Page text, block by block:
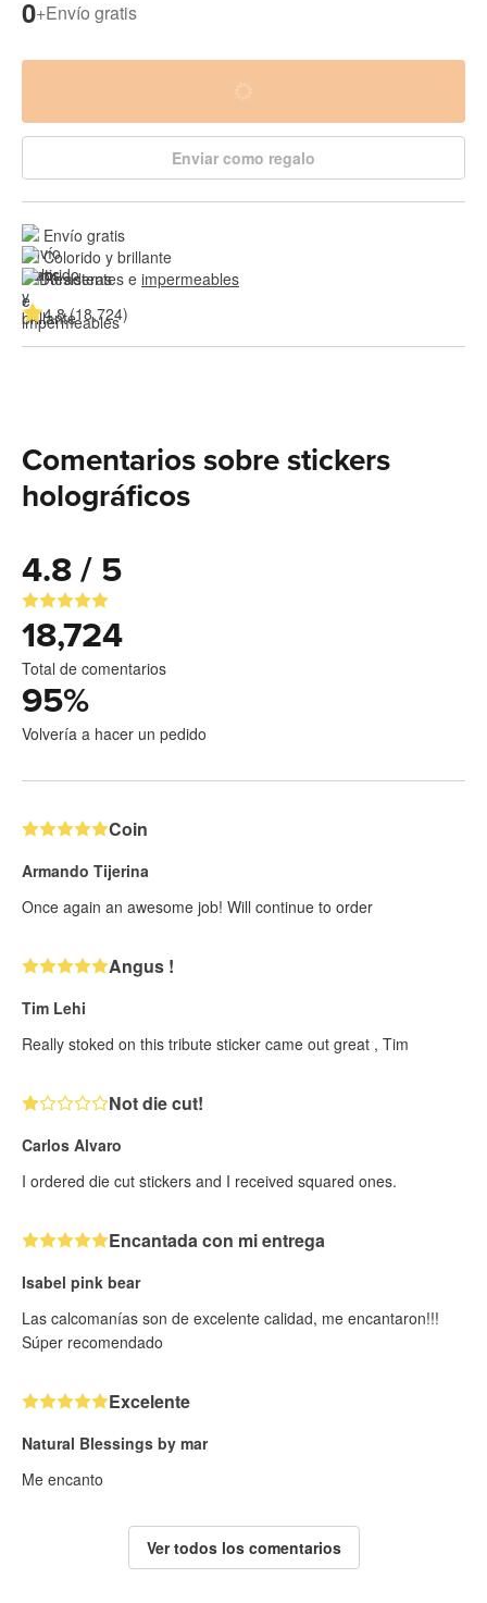
0+Envío gratis
Enviar como regalo
Envío gratis
Colorido y brillante
Resistentes e impermeables
4.8 (18,724)
Comentarios sobre stickers
holográficos
4.8 / 5
18,724
Total de comentarios
95%
Volvería a hacer un pedido
Coin
Armando Tijerina
Once again an awesome job! Will continue to order
Angus !
Tim Lehi
Really stoked on this tribute sticker came out great , Tim
Not die cut!
Carlos Alvaro
I ordered die cut stickers and I received squared ones.
Encantada con mi entrega
Isabel pink bear
Las calcomanías son de excelente calidad, me encantaron!!!
Súper recomendado
Excelente
Natural Blessings by mar
Me encanto
Ver todos los comentarios